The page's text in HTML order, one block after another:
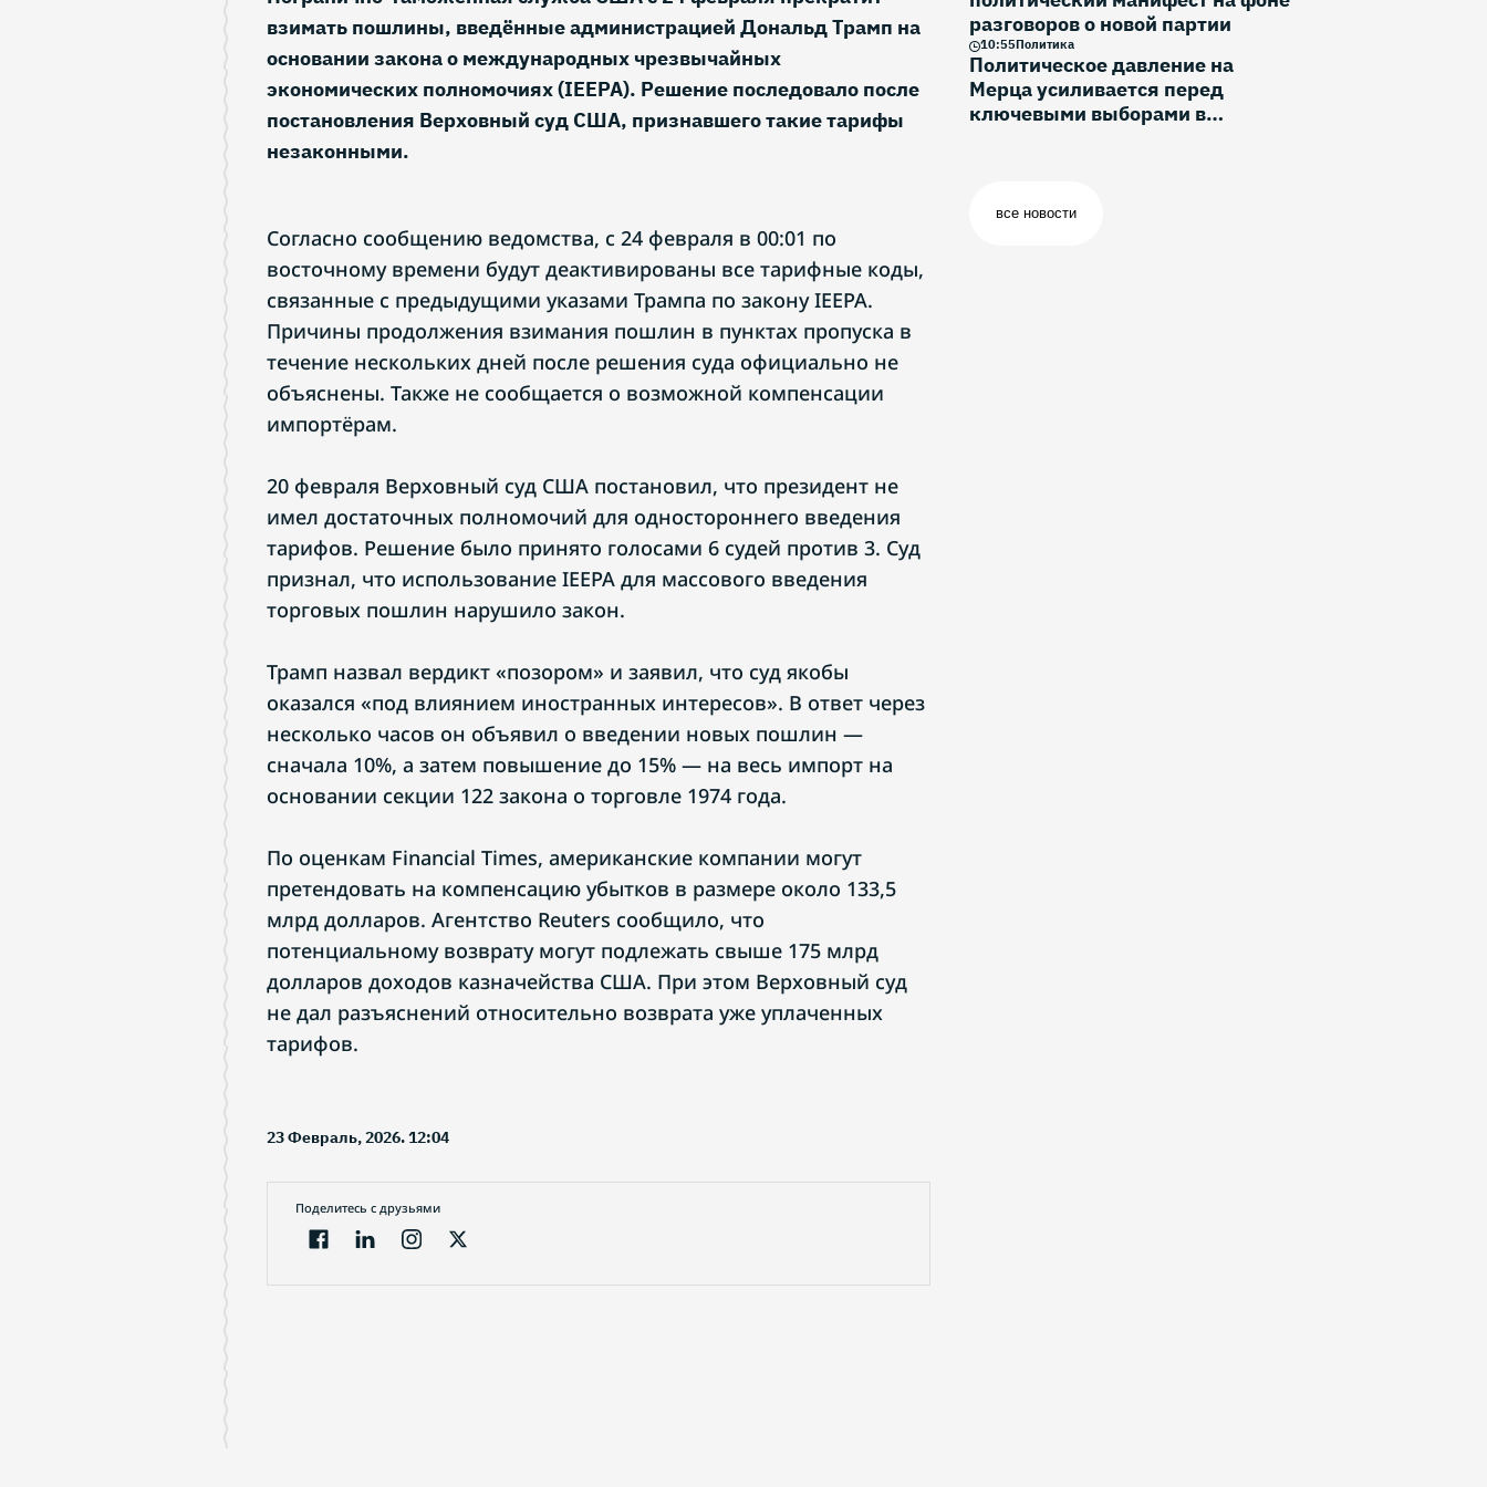
взимать пошлины, введённые администрацией Дональд Трамп на
основании закона о международных чрезвычайных
экономических полномочиях (IEEPA). Решение последовало после
постановления Верховный суд США, признавшего такие тарифы
незаконными.
Согласно сообщению ведомства, с 24 февраля в 00:01 по
восточному времени будут деактивированы все тарифные коды,
связанные с предыдущими указами Трампа по закону IEEPA.
Причины продолжения взимания пошлин в пунктах пропуска в
течение нескольких дней после решения суда официально не
объяснены. Также не сообщается о возможной компенсации
импортёрам.
20 февраля Верховный суд США постановил, что президент не
имел достаточных полномочий для одностороннего введения
тарифов. Решение было принято голосами 6 судей против 3. Суд
признал, что использование IEEPA для массового введения
торговых пошлин нарушило закон.
Трамп назвал вердикт «позором» и заявил, что суд якобы
оказался «под влиянием иностранных интересов». В ответ через
несколько часов он объявил о введении новых пошлин —
сначала 10%, а затем повышение до 15% — на весь импорт на
основании секции 122 закона о торговле 1974 года.
По оценкам Financial Times, американские компании могут
претендовать на компенсацию убытков в размере около 133,5
млрд долларов. Агентство Reuters сообщило, что
потенциальному возврату могут подлежать свыше 175 млрд
долларов доходов казначейства США. При этом Верховный суд
не дал разъяснений относительно возврата уже уплаченных
тарифов.
23 Февраль, 2026. 12:04
Поделитесь с друзьями
разговоров о новой партии
10:55Политика
Политическое давление на
Мерца усиливается перед
ключевыми выборами в
все новости